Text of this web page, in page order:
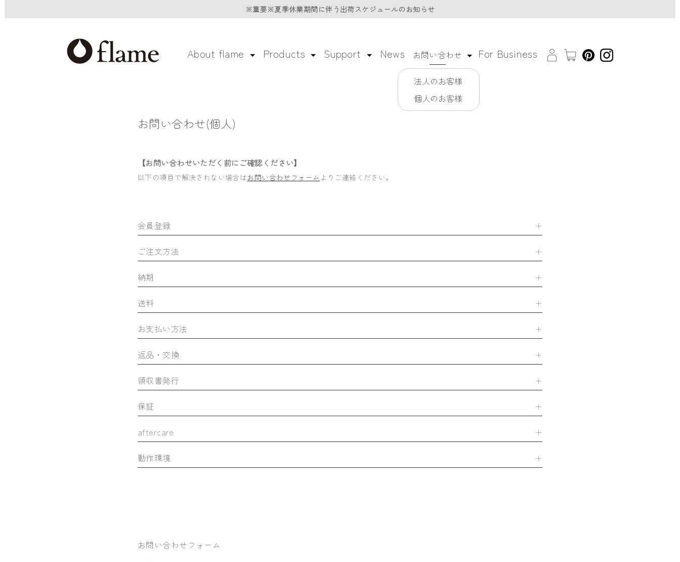
※重要※夏季休業期間に伴う 出荷スケジュールのお知らせ
※重要※夏季休業期間に伴う 出荷スケジュールのお知らせ
About flame Products Support News お問い合わせ
法人のお客様
個人のお客様
For Business
お問い合わせ(個人)
【お問い合わせいただく前にご確認ください】
以下の項目で解決されない場合はお問い合わせフォーム よりご連絡ください。
会員登録
ご注文方法
納期
送料
お支払い方法
返品・交換
領収書発行
保証
aftercare
動作環境
お問い合わせフォーム